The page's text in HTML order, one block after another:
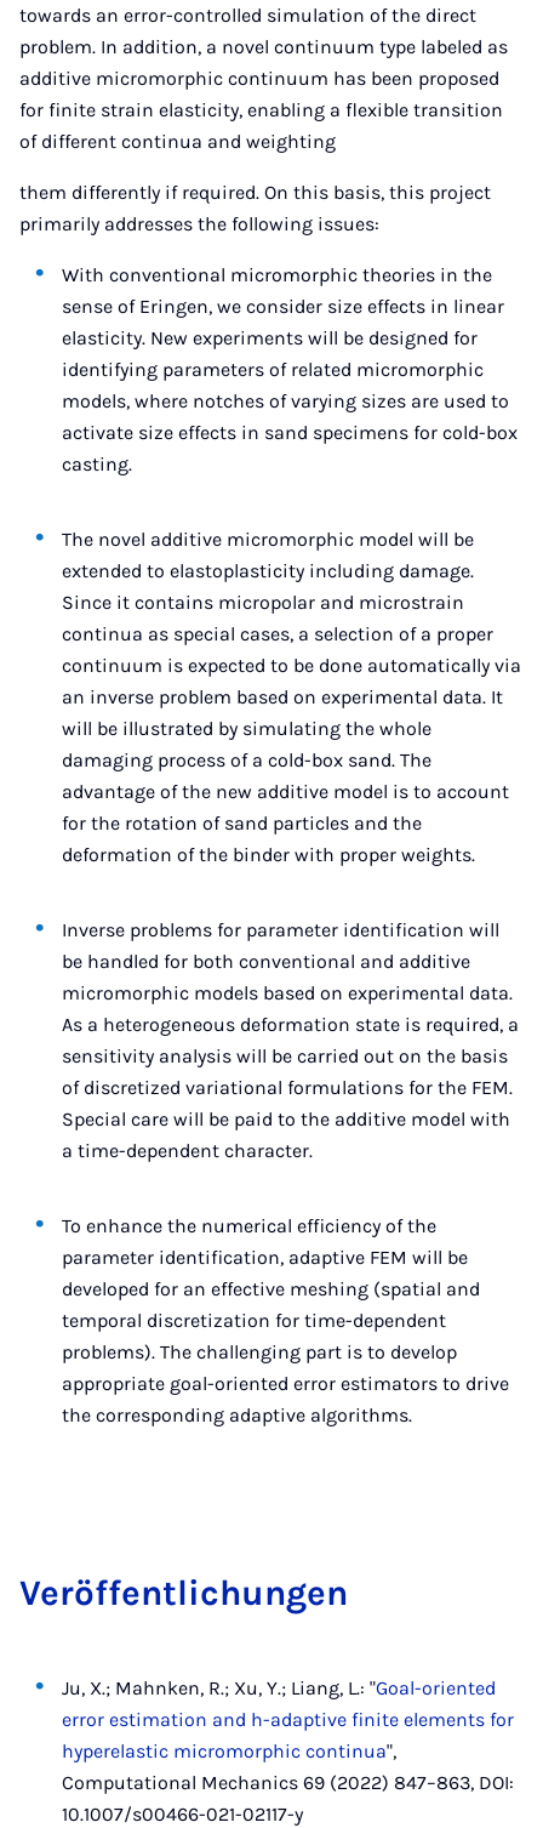
towards an error-controlled simulation of the direct
problem. In addition, a novel continuum type labeled as
additive micromorphic continuum has been proposed
for finite strain elasticity, enabling a flexible transition
of different continua and weighting
them differently if required. On this basis, this project
primarily addresses the following issues:
With conventional micromorphic theories in the
sense of Eringen, we consider size effects in linear
elasticity. New experiments will be designed for
identifying parameters of related micromorphic
models, where notches of varying sizes are used to
activate size effects in sand specimens for cold-box
casting.
The novel additive micromorphic model will be
extended to elastoplasticity including damage.
Since it contains micropolar and microstrain
continua as special cases, a selection of a proper
continuum is expected to be done automatically via
an inverse problem based on experimental data. It
will be illustrated by simulating the whole
damaging process of a cold-box sand. The
advantage of the new additive model is to account
for the rotation of sand particles and the
deformation of the binder with proper weights.
Inverse problems for parameter identification will
be handled for both conventional and additive
micromorphic models based on experimental data.
As a heterogeneous deformation state is required, a
sensitivity analysis will be carried out on the basis
of discretized variational formulations for the FEM.
Special care will be paid to the additive model with
a time-dependent character.
To enhance the numerical efficiency of the
parameter identification, adaptive FEM will be
developed for an effective meshing (spatial and
temporal discretization for time-dependent
problems). The challenging part is to develop
appropriate goal-oriented error estimators to drive
the corresponding adaptive algorithms.
Ver­öf­fent­lichun­gen
Ju, X.; Mahnken, R.; Xu, Y.; Liang, L.: "Goal-oriented
error estimation and h-adaptive finite elements for
hyperelastic micromorphic continua",
Computational Mechanics 69 (2022) 847–863, DOI:
10.1007/s00466-021-02117-y